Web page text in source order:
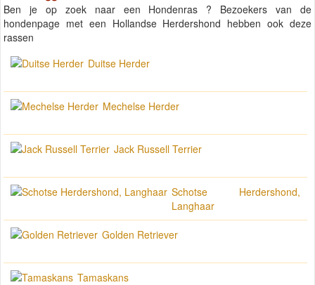
Ben je op zoek naar een Hondenras ? Bezoekers van de
hondenpage met een Hollandse Herdershond hebben ook deze
rassen
Duitse Herder
Mechelse Herder
Jack Russell Terrier
Schotse Herdershond,
Langhaar
Golden Retriever
Tamaskans